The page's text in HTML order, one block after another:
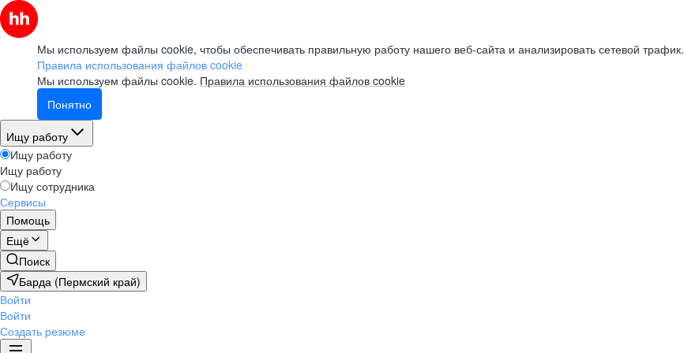
Мы используем файлы cookie, чтобы обеспечивать правильную работу нашего веб-сайта и анализировать сетевой трафик.
Правила использования файлов cookie
Мы используем файлы cookie. Правила использования файлов cookie
Понятно
Ищу работу
Ищу работу
Ищу работу
Ищу сотрудника
Сервисы
Помощь
Ещё
Поиск
Барда (Пермский край)
Войти
Войти
Создать резюме